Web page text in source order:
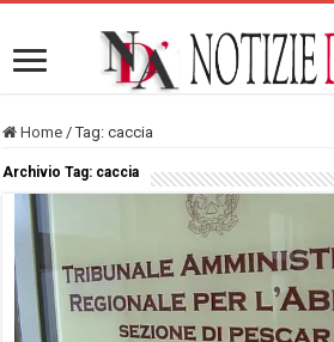
Home / Tag:caccia
Archivio Tag: caccia